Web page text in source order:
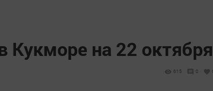
Кукморе на 22 октября
615 0